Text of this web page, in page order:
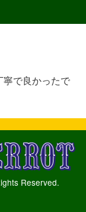
で良かったで
Reserved.